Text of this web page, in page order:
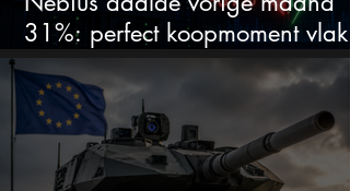
31%: perfect koopmoment vlak
voor kwartaalcijfers?